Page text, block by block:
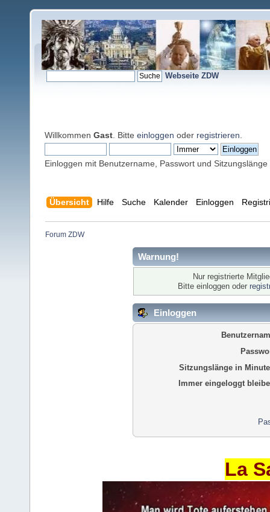
Webseite ZDW
Willkommen Gast . Bitte einloggen oder registrieren
Einloggen mit Benutzername, Passwort und Sitzungslänge
Übersicht Hilfe Suche Kalender Einloggen
Forum ZDW
Warnung!
Nur registrierte
Bitte einloggen oder
Einloggen
Sitzungslänge in
Immer eingeloggt
La